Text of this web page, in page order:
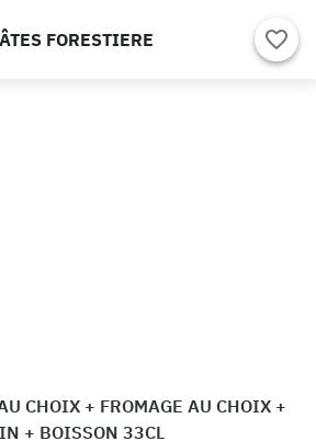
FORESTIERE
CHOIX + FROMAGE AU CHOIX +
+ BOISSON 33CL